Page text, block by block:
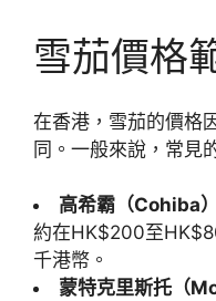
雪茄價格
在香港，雪茄的價格
同。一般來說，常見
高希霸（Cohiba）
約在HK$200至
千港幣。
蒙特克里斯托（